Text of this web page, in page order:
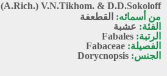
(A.Rich.) V.N.Tikhom. & D.D.Sokoloff
من أسمائه: القطعفة
الفئة: عشبة
الرتبة: Fabales
الفصيلة: Fabaceae
الجنس: Dorycnopsis